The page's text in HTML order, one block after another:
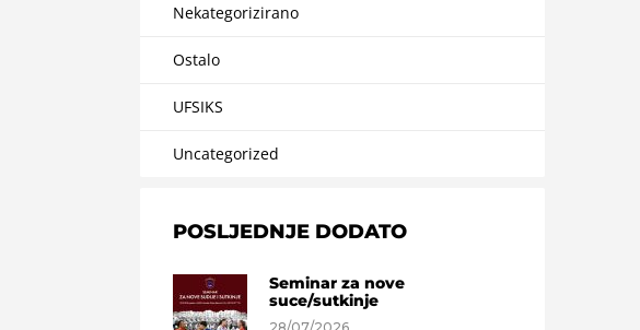
Nekategorizirano
Ostalo
UFSIKS
Uncategorized
POSLJEDNJE DODATO
Seminar za nove
suce/sutkinje